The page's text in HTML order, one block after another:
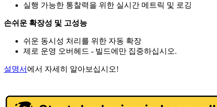
실행 가능한 통찰력을 위한 실시간 메트릭 및 로깅
손쉬운 확장성 및 고성능
쉬운 동시성 처리를 위한 자동 확장
제로 운영 오버헤드 - 빌드에만 집중하십시오.
설명서 에서 자세히 알아보십시오!